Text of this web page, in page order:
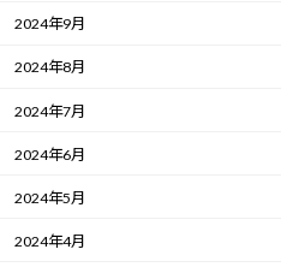
2024年9月
2024年8月
2024年7月
2024年6月
2024年5月
2024年4月